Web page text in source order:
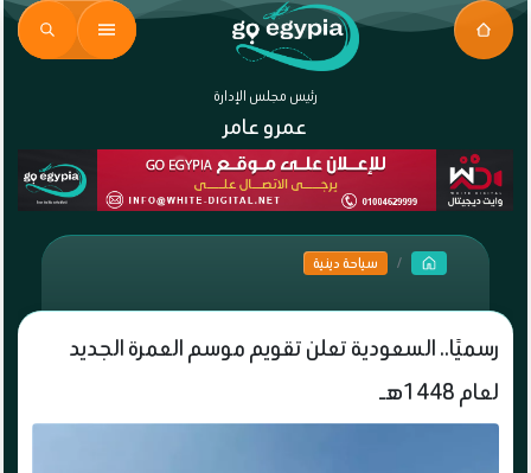
رئيس مجلس الإدارة
عمرو عامر
سياحة دينية
رسميًا.. السعودية تعلن تقويم موسم العمرة الجديد
لعام 1448هـ